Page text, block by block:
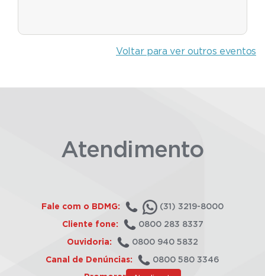
Voltar para ver outros eventos
Atendimento
Fale com o BDMG: (31) 3219-8000
Cliente fone: 0800 283 8337
Ouvidoria: 0800 940 5832
Canal de Denúncias: 0800 580 3346